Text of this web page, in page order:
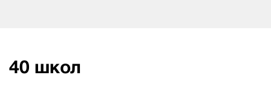
40 школ